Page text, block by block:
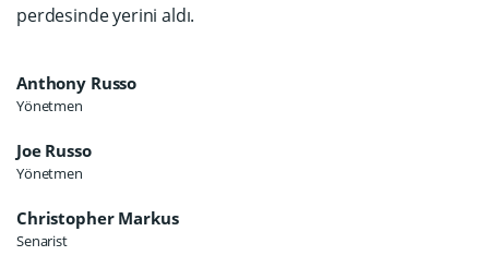
perdesinde yerini aldı.
Anthony Russo
Yönetmen
Joe Russo
Yönetmen
Christopher Markus
Senarist